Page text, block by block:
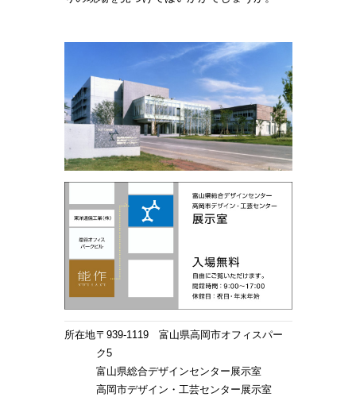
所在地〒939‐1119 富山県高岡市オフィスパー
ク5
富山県総合デザインセンター展示室
高岡市デザイン・工芸センター展示室